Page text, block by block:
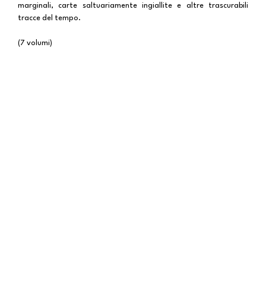
marginali, carte saltuariamente ingiallite e altre trascurabili
tracce del tempo.
(7 volumi)